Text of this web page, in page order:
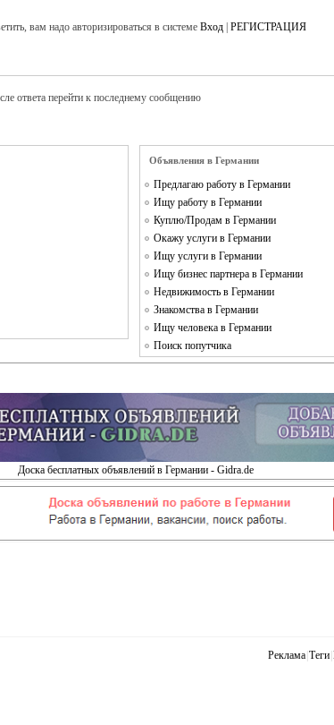
вам надо авторизироваться в системе Вход РЕГИСТРАЦИЯ
ответа перейти к последнему сообщению
Объявления в Германии
Предлагаю работу в Германии
Ищу работу в Германии
Куплю/Продам в Германии
Окажу услуги в Германии
Ищу услуги в Германии
Ищу бизнес партнера в Германии
Недвижимость в Германии
Знакомства в Германии
Ищу человека в Германии
Поиск попутчика
Доска бесплатных объявлений в Германии - Gidra.de
Реклама|Теги|